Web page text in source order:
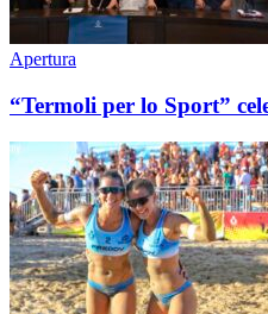
Apertura
“Termoli per lo Sport”